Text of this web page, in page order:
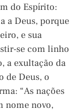
do Espírito:
a Deus, porque
e sua
se com linho
a exultação da
de Deus, o
“As nações
nome novo,